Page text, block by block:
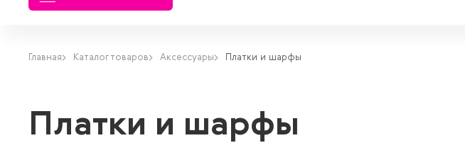
Главная Каталог товаров Аксессуары Платки и шарфы
Платки и шарфы